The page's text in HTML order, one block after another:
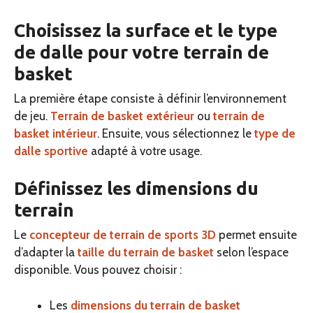
Choisissez la surface et le type
de dalle pour votre terrain de
basket
La première étape consiste à définir l’environnement
de jeu. Terrain de basket extérieur outerrain de
basket intérieur. Ensuite, vous sélectionnez letype de
dalle sportive adapté à votre usage.
Définissez les dimensions du
terrain
Le concepteur de terrain de sports 3D permet ensuite
d’adapter lataille du terrain de basket selon l’espace
disponible. Vous pouvez choisir :
Les dimensions du terrain de basket